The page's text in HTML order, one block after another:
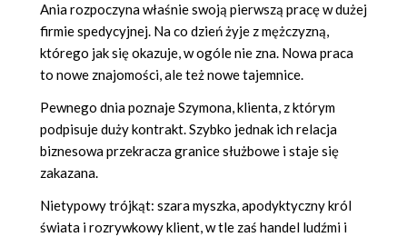
Ania rozpoczyna właśnie swoją pierwszą pracę w dużej
firmie spedycyjnej. Na co dzień żyje z mężczyzną,
którego jak się okazuje, w ogóle nie zna. Nowa praca
to nowe znajomości, ale też nowe tajemnice.
Pewnego dnia poznaje Szymona, klienta, z którym
podpisuje duży kontrakt. Szybko jednak ich relacja
biznesowa przekracza granice służbowe i staje się
zakazana.
Nietypowy trójkąt: szara myszka, apodyktyczny król
świata i rozrywkowy klient, w tle zaś handel ludźmi i